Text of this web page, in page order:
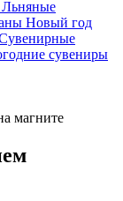
Льняные
Новый год
сувениры
магните